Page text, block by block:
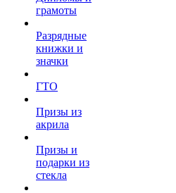
грамоты
Разрядные
книжки и
значки
ГТО
Призы из
акрила
Призы и
подарки из
стекла